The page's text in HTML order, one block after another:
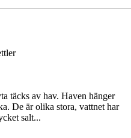
täcks av hav. Haven hänger
De är olika stora, vattnet har
salt...